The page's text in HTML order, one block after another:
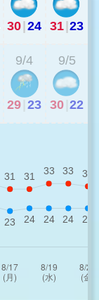
30|24 31|23
9/4
29 23
9/5
30 22